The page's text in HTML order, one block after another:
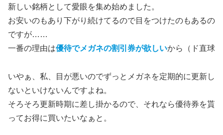
新しい銘柄として愛眼を集め始めました。
お安いのもあり下がり続けてるので目をつけたのもあるの
ですが……
一番の理由は優待でメガネの割引券が欲しいから（ド直球
いやぁ、私、目が悪いのでずっとメガネを定期的に更新し
ないといけないんですよね。
そろそろ更新時期に差し掛かるので、それなら優待券を貰
ってお得に買いたいなぁと。